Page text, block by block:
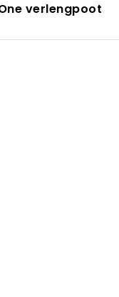
verlengpoot